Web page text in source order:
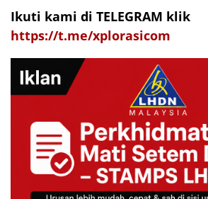
Ikuti kami di TELEGRAM klik
https://t.me/xplorasicom